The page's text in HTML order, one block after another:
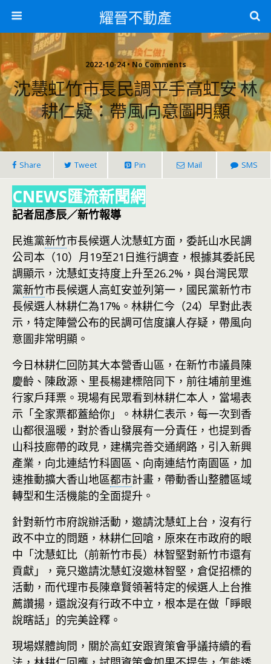
耀晉不動產
2022-10-24 • No Comments
沈慧虹竹市長民調平手高虹安 林
耕仁疑：帶風向意圖明顯
Share Tweet Pin Mail SMS
CNEWS匯流新聞網
記者屈彥辰／新竹報導
民進黨新竹市長候選人沈慧虹方面，委託山水民調
公司本（10）月19至21日進行調查，根據其委託民
調顯示，沈慧虹支持度上升至26.2%，與台灣民眾
黨新竹市長候選人高虹安並列第一，國民黨新竹市
長候選人林耕仁為17%。林耕仁今（24）早對此表
示，特定陣營公布的民調可信度讓人存疑，帶風向
意圖非常明顯。
今日林耕仁回防其大本營香山區，在新竹市議員陳
慶齡、陳啟源、里長楊建標陪同下，前往埔前里進
行家戶拜票。現場有民眾看到林耕仁本人，當場表
示「全家票都蓋給你」。林耕仁表示，每一次到香
山都很溫暖，對於香山發展有一分責任，也提到香
山科技廊帶的政見，建構完善交通網路，引入新興
產業，向北連結竹科園區、向南連結竹南園區，加
速推動擴大香山地區都市計畫，帶動香山整體區域
轉型和生活機能的全面提升。
針對新竹市府說辦活動，邀請沈慧虹上台，沒有行
政不中立的問題，林耕仁回嗆，原來在市政府的眼
中「沈慧虹比（前新竹市長）林智堅對新竹市還有
貢獻」，竟只邀請沈慧虹沒邀林智堅，倉促招標的
活動，而代理市長陳章賢領著特定的候選人上台推
薦讚揚，還說沒有行政不中立，根本是在做「睜眼
說瞎話」的完美詮釋。
現場媒體詢問，關於高虹安跟資策會爭議持續的看